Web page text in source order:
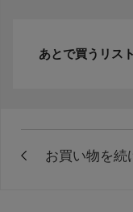
あとで買うリス